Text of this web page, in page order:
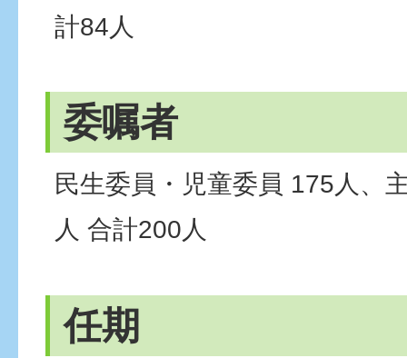
計84人
委嘱者
民生委員・児童委員 175人、
人 合計200人
任期